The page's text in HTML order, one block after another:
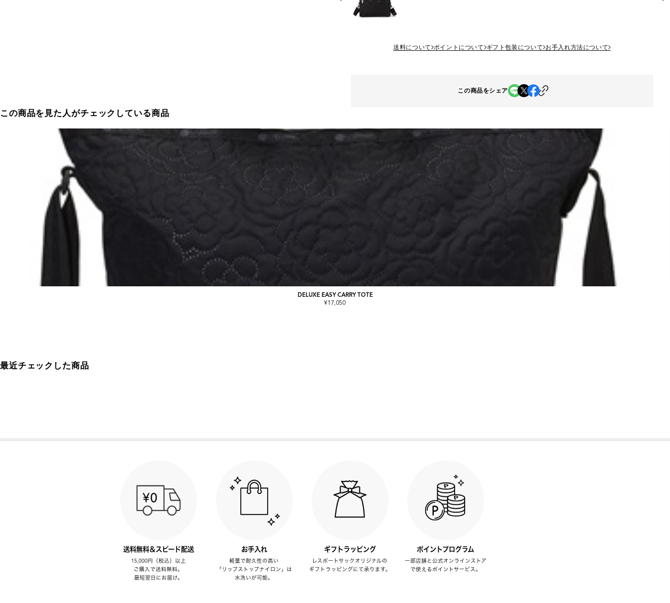
送料について ポイントについて ギフト包装について お手入れ方法について
この商品をシェア
この商品を見た人がチェックしている商品
DELUXE EASY CARRY TOTE
¥17,050
最近チェックした商品
送料無料＆スピード配送
15,000円（税込）以上
ご購入で送料無料。
最短翌日にお届け。
お手入れ
軽量で耐久性の高い
「リップストップナイロン」は
水洗いが可能。
ギフトラッピング
レスポートサックオリジナルの
ギフトラッピングにて承ります。
ポイントプログラム
一部店舗と公式オンラインストア
で使えるポイントサービス。